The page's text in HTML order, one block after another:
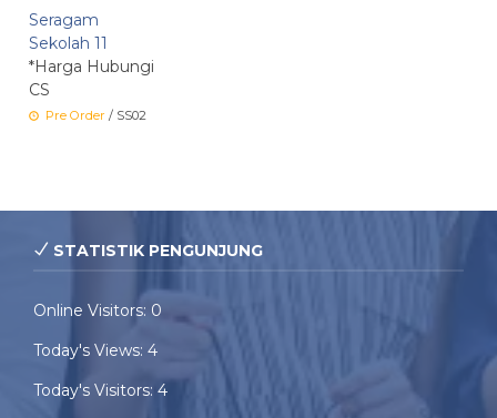
Seragam
Sekolah 11
*Harga Hubungi
CS
Pre Order / SS02
STATISTIK PENGUNJUNG
Online Visitors: 0
Today's Views: 4
Today's Visitors: 4